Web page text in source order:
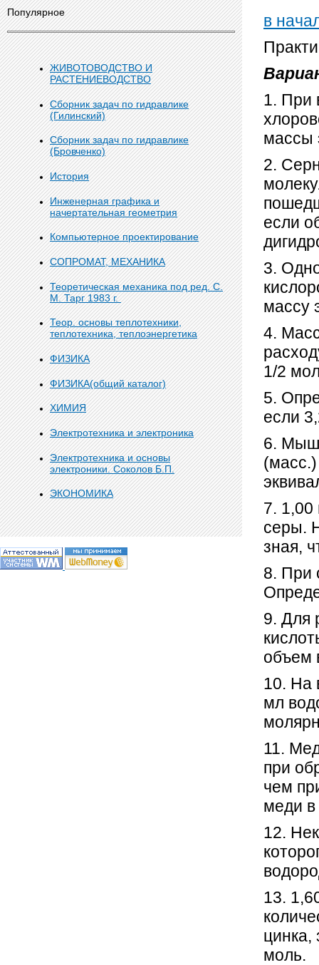
Популярное
ЖИВОТОВОДСТВО И
РАСТЕНИЕВОДСТВО
Сборник задач по гидравлике
(Гилинский)
Сборник задач по гидравлике
(Бровченко)
История
Инженерная графика и
начертательная геометрия
Компьютерное проектирование
СОПРОМАТ, МЕХАНИКА
Теоретическая механика под ред. С.
М. Тарг 1983 г.
Теор. основы теплотехники,
теплотехника, теплоэнергетика
ФИЗИКА
ФИЗИКА(общий каталог)
ХИМИЯ
Электротехника и электроника
Электротехника и основы
электроники. Соколов Б.П.
ЭКОНОМИКА
в
1. При
массы
2.
если
3.
массу
4.
1/2
5.
если
6.
7. 1,00
серы.
зная,
8. При
9. Для
объем
10. На
мл
11.
при
чем
меди в
12.
13.
цинка,
моль.